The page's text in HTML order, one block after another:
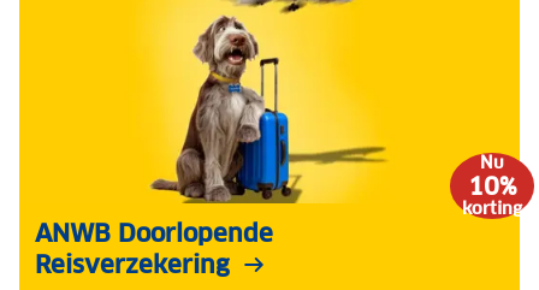
Nu
10%
korting
ANWB Doorlopende
Reisverzekering